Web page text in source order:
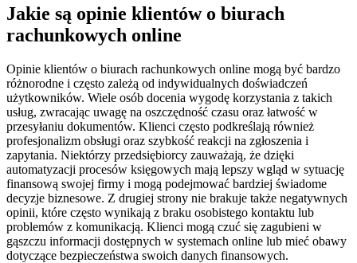
Jakie są opinie klientów o biurach
rachunkowych online
Opinie klientów o biurach rachunkowych online mogą być bardzo
różnorodne i często zależą od indywidualnych doświadczeń
użytkowników. Wiele osób docenia wygodę korzystania z takich
usług, zwracając uwagę na oszczędność czasu oraz łatwość w
przesyłaniu dokumentów. Klienci często podkreślają również
profesjonalizm obsługi oraz szybkość reakcji na zgłoszenia i
zapytania. Niektórzy przedsiębiorcy zauważają, że dzięki
automatyzacji procesów księgowych mają lepszy wgląd w sytuację
finansową swojej firmy i mogą podejmować bardziej świadome
decyzje biznesowe. Z drugiej strony nie brakuje także negatywnych
opinii, które często wynikają z braku osobistego kontaktu lub
problemów z komunikacją. Klienci mogą czuć się zagubieni w
gąszczu informacji dostępnych w systemach online lub mieć obawy
dotyczące bezpieczeństwa swoich danych finansowych.